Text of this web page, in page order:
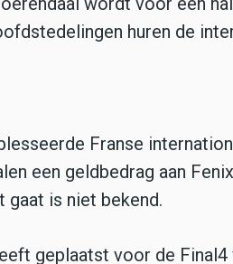
huren de
Franse
een geldbedrag aan
gaat is niet bekend.
geplaatst voor de Final4